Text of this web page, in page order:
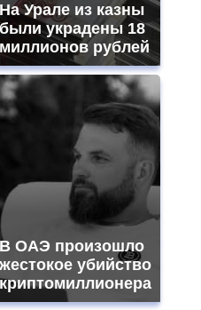
На Урале из казны
были украдены 18
миллионов рублей
В ОАЭ произошло
жестокое убийство
криптомиллионера